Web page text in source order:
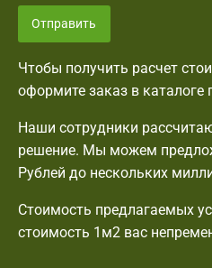
Отправить
Чтобы получить расчет
оформите заказ в каталоге
Наши сотрудники
решение. Мы можем
Рублей до нескольких
Стоимость предлагаемых
стоимость 1м2 вас